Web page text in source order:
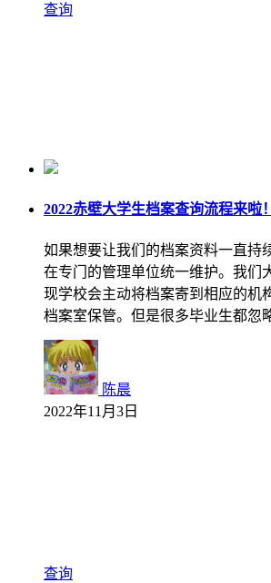
查询
2022赤壁大学生档案查询流程来啦！
如果想要让我们的档案资料一直持
在专门的管理单位统一维护。我们
现学校会主动将档案寄到相应的机
档案室保管。但是很多毕业生都忽
陈晨
2022年11月3日
查询